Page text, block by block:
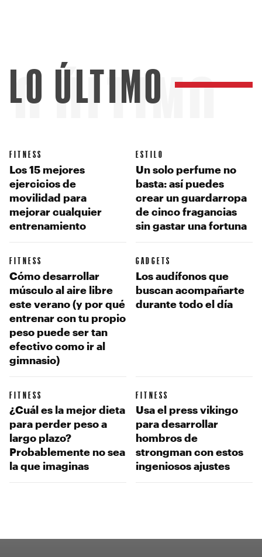
ÚLTIMO
LO ÚLTIMO
FITNESS
Los 15 mejores
ejercicios de
movilidad para
mejorar cualquier
entrenamiento
ESTILO
Un solo perfume no
basta: así puedes
crear un guardarropa
de cinco fragancias
sin gastar una fortuna
FITNESS
Cómo desarrollar
músculo al aire libre
este verano (y por qué
entrenar con tu propio
peso puede ser tan
efectivo como ir al
gimnasio)
GADGETS
Los audífonos que
buscan acompañarte
durante todo el día
FITNESS
¿Cuál es la mejor dieta
para perder peso a
largo plazo?
Probablemente no sea
la que imaginas
FITNESS
Usa el press vikingo
para desarrollar
hombros de
strongman con estos
ingeniosos ajustes